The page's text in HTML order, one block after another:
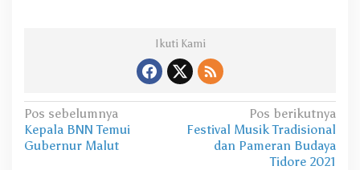
Ikuti Kami
N
a
Pos sebelumnya
Kepala BNN Temui
Gubernur Malut
Pos berikutnya
Festival Musik Tradisional
dan Pameran Budaya
Tidore 2021